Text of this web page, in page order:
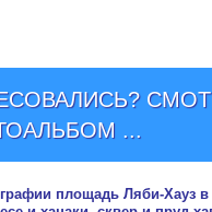
...
графии площадь Ляби-Хауз в